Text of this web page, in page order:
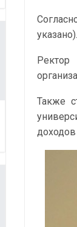
указано).
Также
доходов